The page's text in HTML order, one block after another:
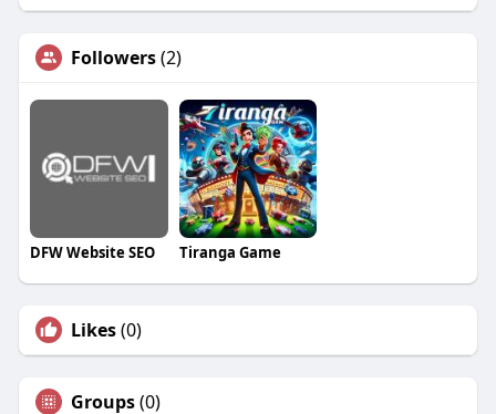
Followers(2)
DFW Website SEO Tiranga Game
Likes(0)
Groups(0)